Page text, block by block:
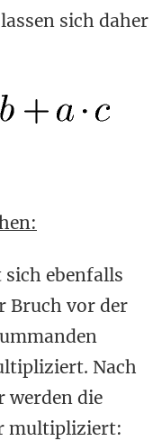
sich daher
ebenfalls
Bruch vor der
Nach
werden die
multipliziert: